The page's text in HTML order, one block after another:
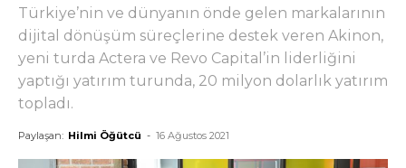
Türkiye’nin ve dünyanın önde gelen markalarının
dijital dönüşüm süreçlerine destek veren Akinon,
yeni turda Actera ve Revo Capital’in liderliğini
yaptığı yatırım turunda, 20 milyon dolarlık yatırım
topladı.
Paylaşan: Hilmi Öğütcü - 16 Ağustos 2021